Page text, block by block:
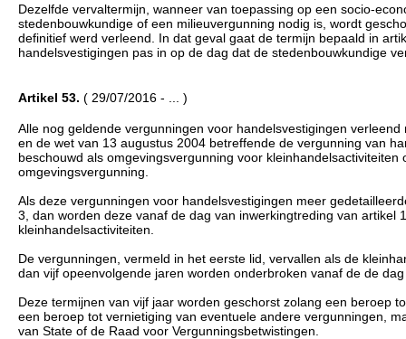
Dezelfde vervaltermijn, wanneer van toepassing op een socio-
stedenbouwkundige of een milieuvergunning nodig is, wordt
definitief werd verleend. In dat geval gaat de termijn bepaald in
handelsvestigingen pas in op de dag dat de stedenbouwkundige
Artikel 53. ( 29/07/2016 - ... )
Alle nog geldende vergunningen voor handelsvestigingen
en de wet van 13 augustus 2004 betreffende de vergunning van
beschouwd als omgevingsvergunning voor
omgevingsvergunning.
Als deze vergunningen voor handelsvestigingen meer
3, dan worden deze vanaf de dag van inwerkingtreding van
kleinhandelsactiviteiten.
De vergunningen, vermeld in het eerste lid, vervallen als de
dan vijf opeenvolgende jaren worden onderbroken vanaf de de
Deze termijnen van vijf jaar worden geschorst zolang een beroep
een beroep tot vernietiging van eventuele andere vergunningen,
van State of de Raad voor Vergunningsbetwistingen.